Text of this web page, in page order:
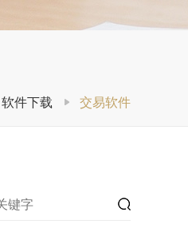
软件下载 交易软件